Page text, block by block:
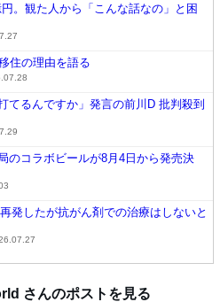
。観た人から「こんな話なの」と困
住の理由を語る
てるんですか」発言の前川D 批判殺到
のコラボビールが8月4日から発売決
発したが抗がん剤での治療はしないと
さんのポストを見る